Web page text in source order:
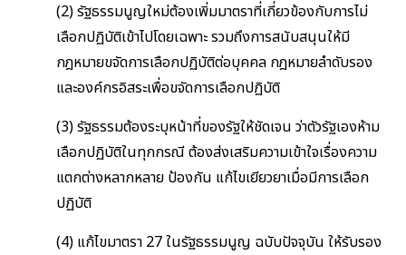
(2) รัฐธรรมนูญใหม่ต้องเพิ่มมาตราที่เกี่ยวข้องกับการไม่
เลือกปฏิบัติเข้าไปโดยเฉพาะ รวมถึงการสนับสนุนให้มี
กฎหมายขจัดการเลือกปฏิบัติต่อบุคคล กฎหมายลำดับรอง
และองค์กรอิสระเพื่อขจัดการเลือกปฏิบัติ
(3) รัฐธรรมต้องระบุหน้าที่ของรัฐให้ชัดเจน ว่าตัวรัฐเองห้าม
เลือกปฏิบัติในทุกกรณี ต้องส่งเสริมความเข้าใจเรื่องความ
แตกต่างหลากหลาย ป้องกัน แก้ไขเยียวยาเมื่อมีการเลือก
ปฏิบัติ
(4) แก้ไขมาตรา 27 ในรัฐธรรมนูญ ฉบับปัจจุบัน ให้รับรอง